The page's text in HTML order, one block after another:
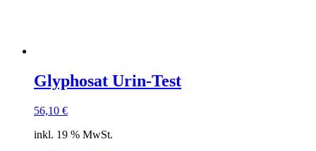
Glyphosat Urin-Test
56,10 €
inkl. 19 % MwSt.